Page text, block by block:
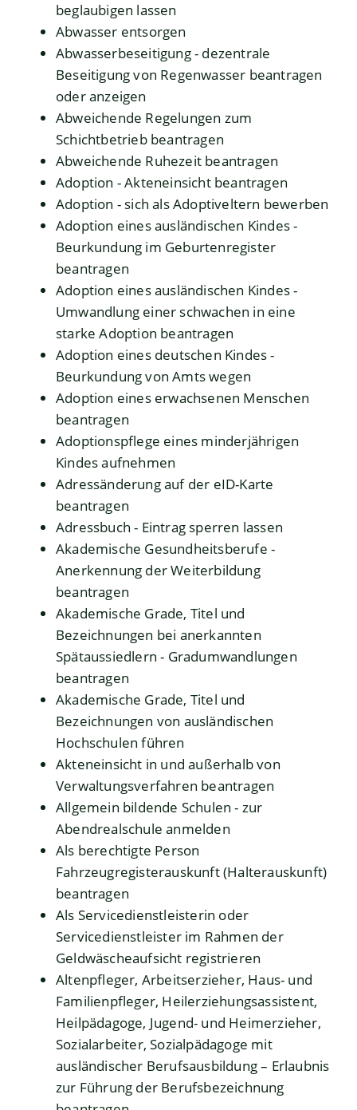
beglaubigen lassen
Abwasser entsorgen
Abwasserbeseitigung - dezentrale
Beseitigung von Regenwasser beantragen
oder anzeigen
Abweichende Regelungen zum
Schichtbetrieb beantragen
Abweichende Ruhezeit beantragen
Adoption - Akteneinsicht beantragen
Adoption - sich als Adoptiveltern bewerben
Adoption eines ausländischen Kindes -
Beurkundung im Geburtenregister
beantragen
Adoption eines ausländischen Kindes -
Umwandlung einer schwachen in eine
starke Adoption beantragen
Adoption eines deutschen Kindes -
Beurkundung von Amts wegen
Adoption eines erwachsenen Menschen
beantragen
Adoptionspflege eines minderjährigen
Kindes aufnehmen
Adressänderung auf der eID-Karte
beantragen
Adressbuch - Eintrag sperren lassen
Akademische Gesundheitsberufe -
Anerkennung der Weiterbildung
beantragen
Akademische Grade, Titel und
Bezeichnungen bei anerkannten
Spätaussiedlern - Gradumwandlungen
beantragen
Akademische Grade, Titel und
Bezeichnungen von ausländischen
Hochschulen führen
Akteneinsicht in und außerhalb von
Verwaltungsverfahren beantragen
Allgemein bildende Schulen - zur
Abendrealschule anmelden
Als berechtigte Person
Fahrzeugregisterauskunft (Halterauskunft)
beantragen
Als Servicedienstleisterin oder
Servicedienstleister im Rahmen der
Geldwäscheaufsicht registrieren
Altenpfleger, Arbeitserzieher, Haus- und
Familienpfleger, Heilerziehungsassistent,
Heilpädagoge, Jugend- und Heimerzieher,
Sozialarbeiter, Sozialpädagoge mit
ausländischer Berufsausbildung – Erlaubnis
zur Führung der Berufsbezeichnung